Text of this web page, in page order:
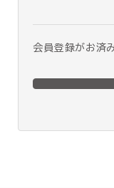
会員登録がお済